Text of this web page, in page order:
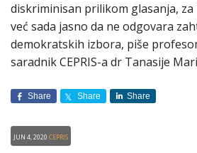
diskriminisan prilikom glasanja,
već sada jasno da ne odgovara
demokratskih izbora, piše
saradnik CEPRIS-a dr Tanasije
Share Share Share
Jun 4, 2020CEPRIS